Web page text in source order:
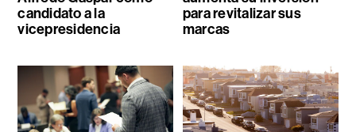
candidato a la
vicepresidencia
para revitalizar sus
marcas